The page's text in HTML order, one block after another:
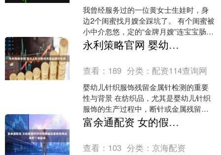
我曾经服务过的一位黄女士生娃时，身
边2个闺蜜找月嫂全踩坑了。 有个闺蜜被
小中介忽悠，定的“金牌月嫂”连宝宝肠胀
气都不会处理；还有个遇到五一假期，
月嫂临时要加钱，....
永利策略官网 婴幼儿针织服饰残留金属针检测
查看： 189 分类： 配资114查询网
婴幼儿针织服饰残留金属针检测的重要
性与背景 在纺织品，尤其是婴幼儿针织
服饰的生产过程中，断针或金属残留物
是潜在的重大安全风险。这些金属针或
尖锐碎片可能在生产、缝....
富余通配资 女的假冒怀孕拍视频骗流量我觉得应该把丫逮起来
查看： 103 分类： 京海配资